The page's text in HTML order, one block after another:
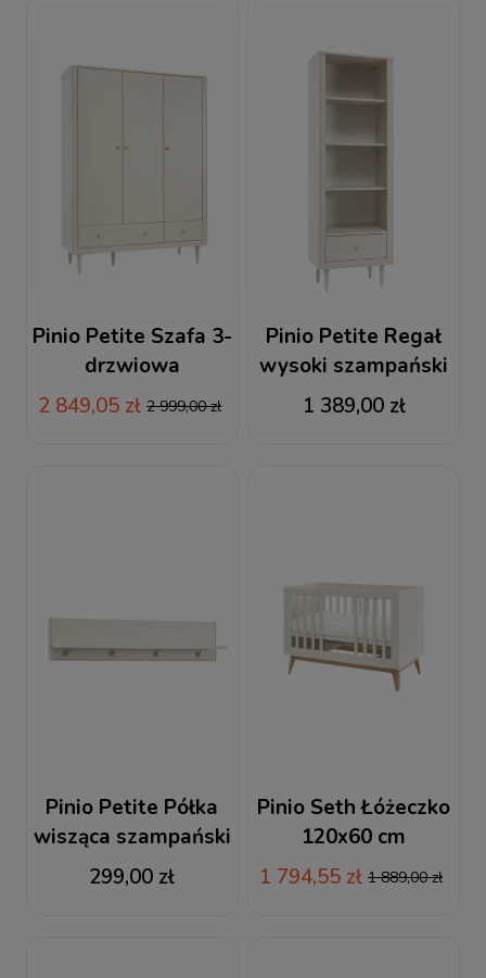
Pinio Petite Szafa 3-
drzwiowa
szampański
2 849,05 zł 2 999,00 zł
Pinio Petite Regał
wysoki szampański
1 389,00 zł
Pinio Petite Półka
wisząca szampański
299,00 zł
Pinio Seth Łóżeczko
120x60 cm
szampański
1 794,55 zł 1 889,00 zł